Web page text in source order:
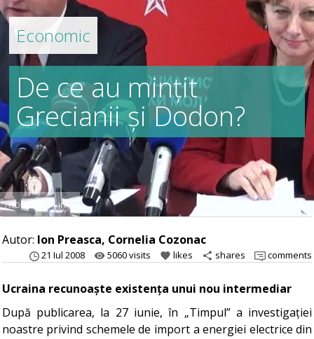
Economic
De ce au mințit
Grecianii și Dodon?
moldova24.info
Autor: Ion Preasca, Cornelia Cozonac
21 Iul 2008 remove_red_eye 5060 visits favorite likes share shares comments
Ucraina recunoaște existența unui nou intermediar
După publicarea, la 27 iunie, în „Timpul” a investigației
noastre privind schemele de import a energiei electrice din